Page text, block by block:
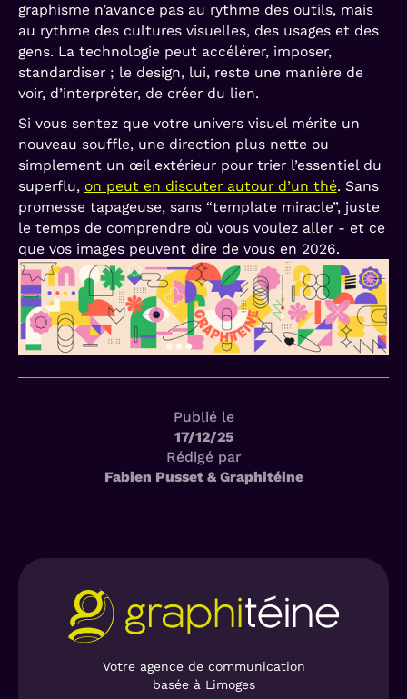
graphisme n’avance pas au rythme des outils, mais
au rythme des cultures visuelles, des usages et des
gens. La technologie peut accélérer, imposer,
standardiser ; le design, lui, reste une manière de
voir, d’interpréter, de créer du lien.
Si vous sentez que votre univers visuel mérite un
nouveau souffle, une direction plus nette ou
simplement un œil extérieur pour trier l’essentiel du
superflu, on peut en discuter autour d’un thé. Sans
promesse tapageuse, sans “template miracle”, juste
le temps de comprendre où vous voulez aller - et ce
que vos images peuvent dire de vous en 2026.
Publié le
17/12/25
Rédigé par
Fabien Pusset & Graphitéine
Votre agence de communication
basée à Limoges